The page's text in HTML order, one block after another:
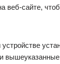
веб-сайте,